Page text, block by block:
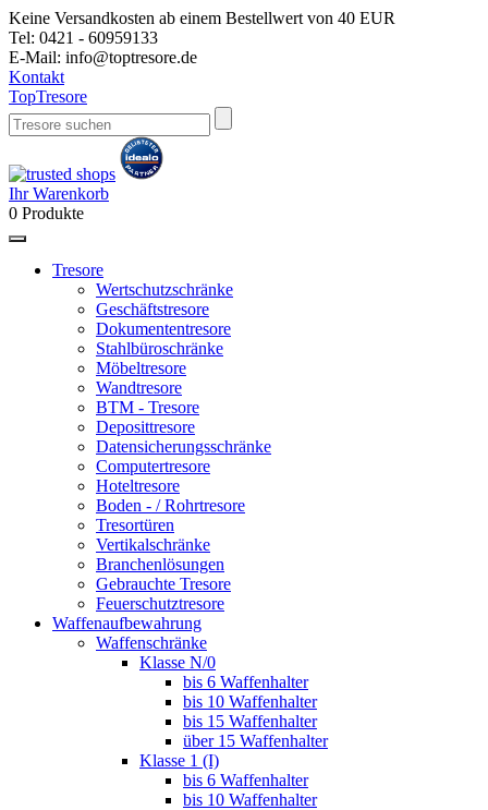
Keine Versandkosten ab einem Bestellwert von 40 EUR
Tel: 0421 - 60959133
E-Mail: info@toptresore.de
Kontakt
TopTresore
Ihr Warenkorb
0 Produkte
Tresore
Wertschutzschränke
Geschäftstresore
Dokumententresore
Stahlbüroschränke
Möbeltresore
Wandtresore
BTM - Tresore
Deposittresore
Datensicherungsschränke
Computertresore
Hoteltresore
Boden - / Rohrtresore
Tresortüren
Vertikalschränke
Branchenlösungen
Gebrauchte Tresore
Feuerschutztresore
Waffenaufbewahrung
Waffenschränke
Klasse N/0
bis 6 Waffenhalter
bis 10 Waffenhalter
bis 15 Waffenhalter
über 15 Waffenhalter
Klasse 1 (I)
bis 6 Waffenhalter
bis 10 Waffenhalter